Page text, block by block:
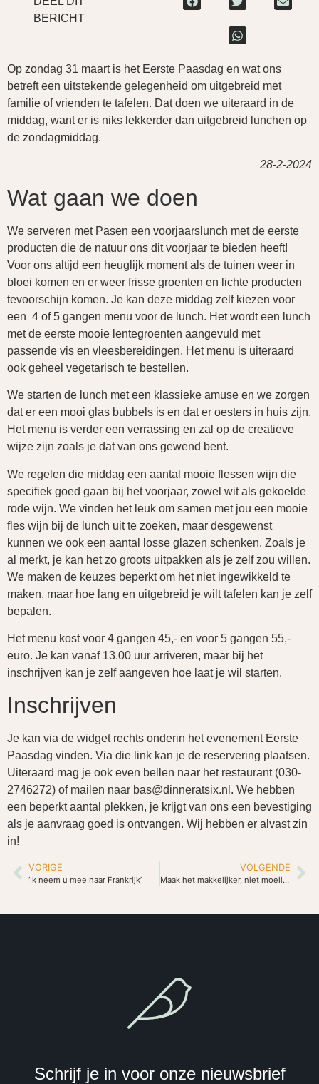
BERICHT
Op zondag 31 maart is het Eerste Paasdag en wat ons
betreft een uitstekende gelegenheid om uitgebreid met
familie of vrienden te tafelen. Dat doen we uiteraard in de
middag, want er is niks lekkerder dan uitgebreid lunchen op
de zondagmiddag.
28-2-2024
Wat gaan we doen
We serveren met Pasen een voorjaarslunch met de eerste
producten die de natuur ons dit voorjaar te bieden heeft!
Voor ons altijd een heuglijk moment als de tuinen weer in
bloei komen en er weer frisse groenten en lichte producten
tevoorschijn komen. Je kan deze middag zelf kiezen voor
een 4 of 5 gangen menu voor de lunch. Het wordt een lunch
met de eerste mooie lentegroenten aangevuld met
passende vis en vleesbereidingen. Het menu is uiteraard
ook geheel vegetarisch te bestellen.
We starten de lunch met een klassieke amuse en we zorgen
dat er een mooi glas bubbels is en dat er oesters in huis zijn.
Het menu is verder een verrassing en zal op de creatieve
wijze zijn zoals je dat van ons gewend bent.
We regelen die middag een aantal mooie flessen wijn die
specifiek goed gaan bij het voorjaar, zowel wit als gekoelde
rode wijn. We vinden het leuk om samen met jou een mooie
fles wijn bij de lunch uit te zoeken, maar desgewenst
kunnen we ook een aantal losse glazen schenken. Zoals je
al merkt, je kan het zo groots uitpakken als je zelf zou willen.
We maken de keuzes beperkt om het niet ingewikkeld te
maken, maar hoe lang en uitgebreid je wilt tafelen kan je zelf
bepalen.
Het menu kost voor 4 gangen 45,- en voor 5 gangen 55,-
euro. Je kan vanaf 13.00 uur arriveren, maar bij het
inschrijven kan je zelf aangeven hoe laat je wil starten.
Inschrijven
Je kan via de widget rechts onderin het evenement Eerste
Paasdag vinden. Via die link kan je de reservering plaatsen.
Uiteraard mag je ook even bellen naar het restaurant (030-
2746272) of mailen naar bas@dinneratsix.nl. We hebben
een beperkt aantal plekken, je krijgt van ons een bevestiging
als je aanvraag goed is ontvangen. Wij hebben er alvast zin
in!
VORIGE
‘Ik neem u mee naar Frankrijk’
VOLGENDE
Maak het makkelijker, niet moeilijker
Schrijf je in voor onze nieuwsbrief